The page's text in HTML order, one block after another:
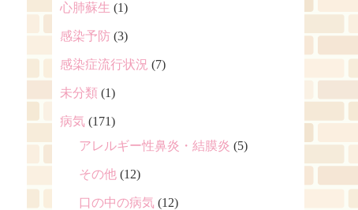
心肺蘇生 (1)
感染予防 (3)
感染症流行状況 (7)
未分類 (1)
病気 (171)
アレルギー性鼻炎・結膜炎 (5)
その他 (12)
口の中の病気 (12)